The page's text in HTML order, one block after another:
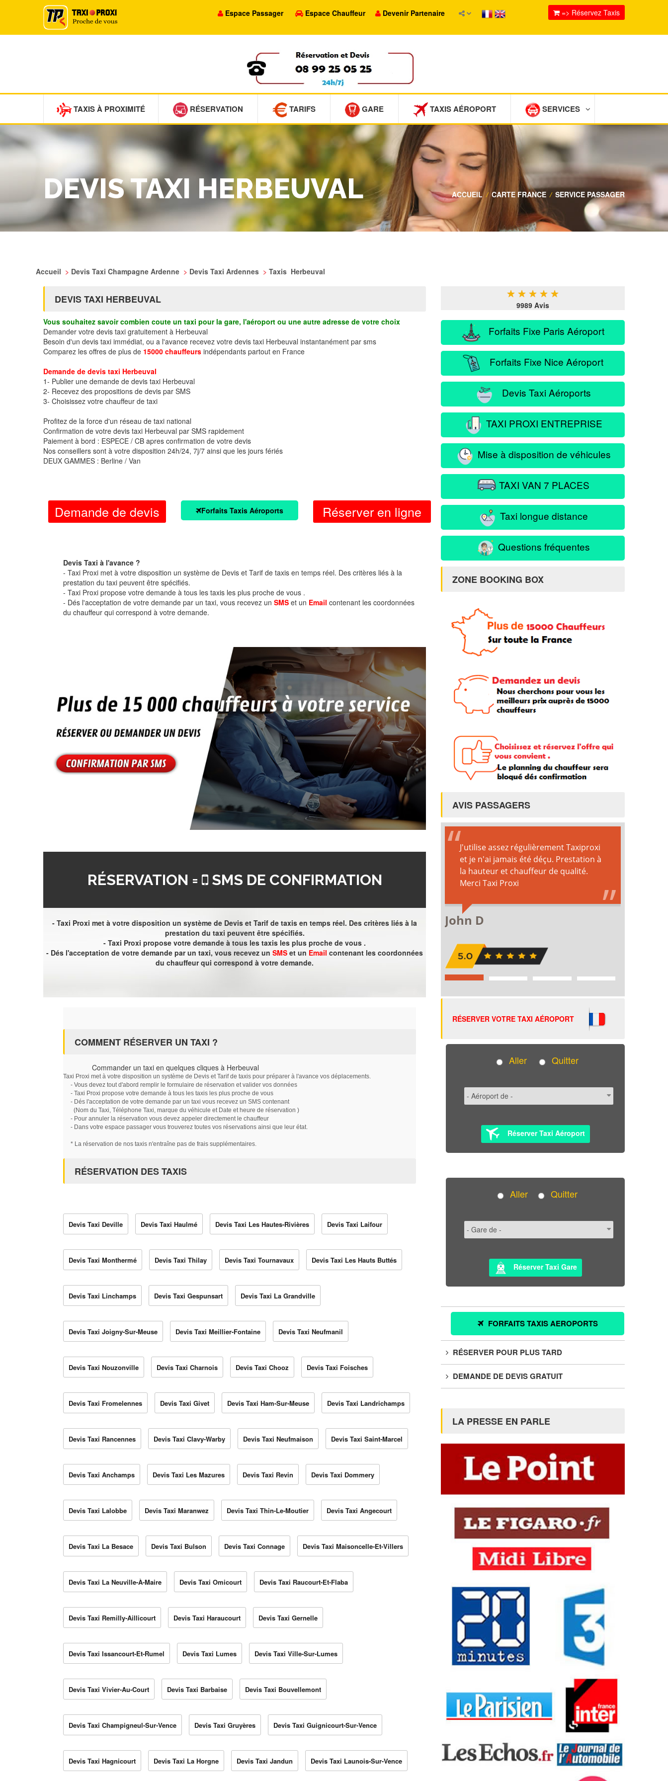
Espace Passager Espace Chauffeur Devenir Partenaire => Réservez Taxis
TAXIS À PROXIMITÉ RÉSERVATION TARIFS GARE TAXIS AÉROPORT SERVICES
DEVIS TAXI HERBEUVAL ACCUEIL / CARTE FRANCE / SERVICE PASSAGER
Accueil > Devis Taxi Champagne Ardenne > Devis Taxi Ardennes > Taxis Herbeuval
DEVIS TAXI HERBEUVAL
Vous souhaitez savoir combien coute un taxi pour la gare, l'aéroport ou une autre adresse de votre choix
Demander votre devis taxi gratuitement à Herbeuval
Besoin d'un devis taxi immédiat, ou a l'avance recevez votre devis taxi Herbeuval instantanément par sms
Comparez les offres de plus de 15000 chauffeurs indépendants partout en France
Demande de devis taxi Herbeuval
1- Publier une demande de devis taxi Herbeuval
2- Recevez des propositions de devis par SMS
3- Choisissez votre chauffeur de taxi
Profitez de la force d'un réseau de taxi national
Confirmation de votre devis taxi Herbeuval par SMS rapidement
Paiement à bord : ESPECE / CB apres confirmation de votre devis
Nos conseillers sont à votre disposition 24h/24, 7j/7 ainsi que les jours fériés
DEUX GAMMES : Berline / Van
Demande de devis Forfaits Taxis Aéroports Réserver en ligne
Devis Taxi à l'avance ?
- Taxi Proxi met à votre disposition un système de Devis et Tarif de taxis en temps réel. Des critères liés à la
prestation du taxi peuvent être spécifiés.
- Taxi Proxi propose votre demande à tous les taxis les plus proche de vous .
- Dés l'acceptation de votre demande par un taxi, vous recevez un SMS et un Email contenant les coordonnées
du chauffeur qui correspond à votre demande.
RÉSERVATION = SMS DE CONFIRMATION
- Taxi Proxi met à votre disposition un système de Devis et Tarif de taxis en temps réel. Des critères liés à la
prestation du taxi peuvent être spécifiés.
- Taxi Proxi propose votre demande à tous les taxis les plus proche de vous .
- Dés l'acceptation de votre demande par un taxi, vous recevez un SMS et un Email contenant les coordonnées
du chauffeur qui correspond à votre demande.
COMMENT RÉSERVER UN TAXI ?
Commander un taxi en quelques cliques à Herbeuval
Taxi Proxi met à votre disposition un système de Devis et Tarif de taxis pour préparer à l'avance vos déplacements.
- Vous devez tout d'abord remplir le formulaire de réservation et valider vos données
- Taxi Proxi propose votre demande à tous les taxis les plus proche de vous
- Dés l'acceptation de votre demande par un taxi vous recevez un SMS contenant
(Nom du Taxi, Téléphone Taxi, marque du véhicule et Date et heure de réservation )
- Pour annuler la réservation vous devez appeler directement le chauffeur
- Dans votre espace passager vous trouverez toutes vos réservations ainsi que leur état.
* La réservation de nos taxis n'entraîne pas de frais supplémentaires.
RÉSERVATION DES TAXIS
Devis Taxi Deville Devis Taxi Haulmé Devis Taxi Les Hautes-Rivières Devis Taxi Laifour
Devis Taxi Monthermé Devis Taxi Thilay Devis Taxi Tournavaux Devis Taxi Les Hauts Buttés
Devis Taxi Linchamps Devis Taxi Gespunsart Devis Taxi La Grandville
Devis Taxi Joigny-Sur-Meuse Devis Taxi Meillier-Fontaine Devis Taxi Neufmanil
Devis Taxi Nouzonville Devis Taxi Charnois Devis Taxi Chooz Devis Taxi Foisches
Devis Taxi Fromelennes Devis Taxi Givet Devis Taxi Ham-Sur-Meuse Devis Taxi Landrichamps
Devis Taxi Rancennes Devis Taxi Clavy-Warby Devis Taxi Neufmaison Devis Taxi Saint-Marcel
Devis Taxi Anchamps Devis Taxi Les Mazures Devis Taxi Revin Devis Taxi Dommery
Devis Taxi Lalobbe Devis Taxi Maranwez Devis Taxi Thin-Le-Moutier Devis Taxi Angecourt
Devis Taxi La Besace Devis Taxi Bulson Devis Taxi Connage Devis Taxi Maisoncelle-Et-Villers
Devis Taxi La Neuville-À-Maire Devis Taxi Omicourt Devis Taxi Raucourt-Et-Flaba
Devis Taxi Remilly-Aillicourt Devis Taxi Haraucourt Devis Taxi Gernelle
Devis Taxi Issancourt-Et-Rumel Devis Taxi Lumes Devis Taxi Ville-Sur-Lumes
Devis Taxi Vivier-Au-Court Devis Taxi Barbaise Devis Taxi Bouvellemont
Devis Taxi Champigneul-Sur-Vence Devis Taxi Gruyères Devis Taxi Guignicourt-Sur-Vence
Devis Taxi Hagnicourt Devis Taxi La Horgne Devis Taxi Jandun Devis Taxi Launois-Sur-Vence
★ ★ ★ ★ ★
9989 Avis
Forfaits Fixe Paris Aéroport
Forfaits Fixe Nice Aéroport
Devis Taxi Aéroports
TAXI PROXI ENTREPRISE
Mise à disposition de véhicules
TAXI VAN 7 PLACES
Taxi longue distance
Questions fréquentes
ZONE BOOKING BOX
AVIS PASSAGERS
RÉSERVER VOTRE TAXI AÉROPORT
Aller Quitter
Réserver Taxi Aéroport
Aller Quitter
Réserver Taxi Gare
FORFAITS TAXIS AEROPORTS
RÉSERVER POUR PLUS TARD
DEMANDE DE DEVIS GRATUIT
LA PRESSE EN PARLE